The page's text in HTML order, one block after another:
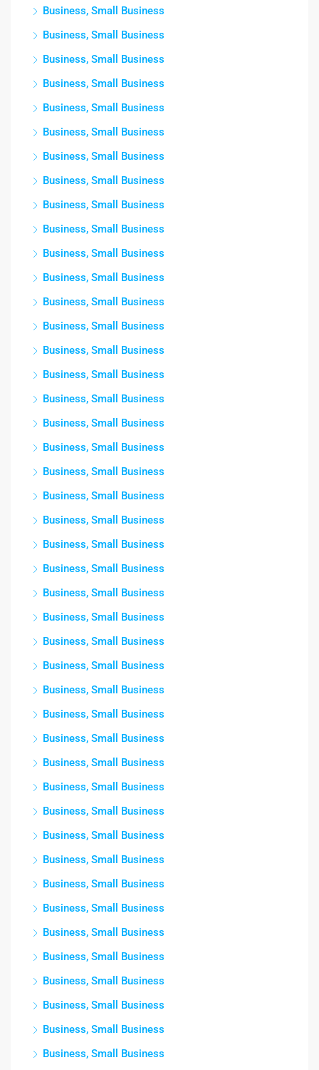
Business, Small Business
Business, Small Business
Business, Small Business
Business, Small Business
Business, Small Business
Business, Small Business
Business, Small Business
Business, Small Business
Business, Small Business
Business, Small Business
Business, Small Business
Business, Small Business
Business, Small Business
Business, Small Business
Business, Small Business
Business, Small Business
Business, Small Business
Business, Small Business
Business, Small Business
Business, Small Business
Business, Small Business
Business, Small Business
Business, Small Business
Business, Small Business
Business, Small Business
Business, Small Business
Business, Small Business
Business, Small Business
Business, Small Business
Business, Small Business
Business, Small Business
Business, Small Business
Business, Small Business
Business, Small Business
Business, Small Business
Business, Small Business
Business, Small Business
Business, Small Business
Business, Small Business
Business, Small Business
Business, Small Business
Business, Small Business
Business, Small Business
Business, Small Business